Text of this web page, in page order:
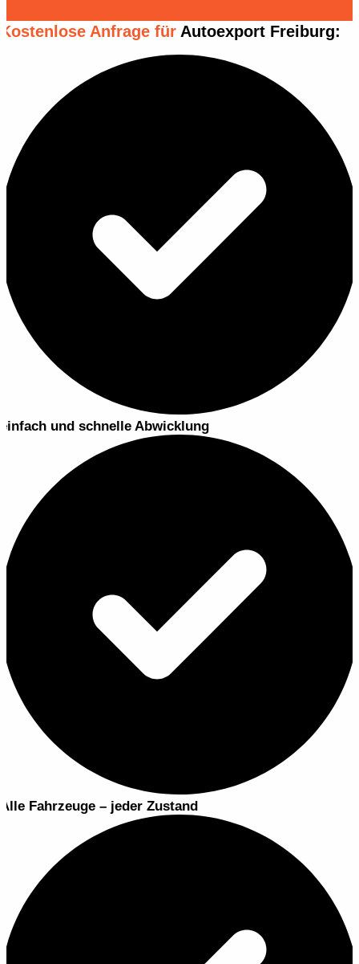
Kostenlose Anfrage für Autoexport Freiburg:
einfach und schnelle Abwicklung
Alle Fahrzeuge – jeder Zustand